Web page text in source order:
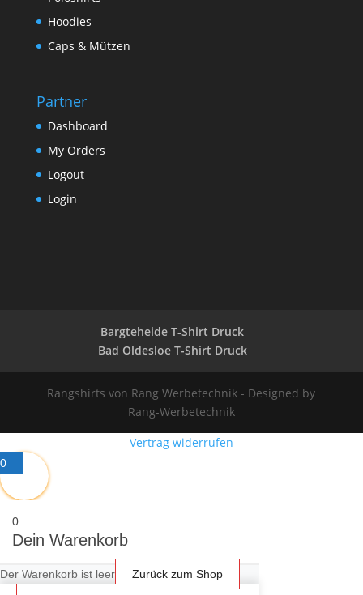
Hoodies
Caps & Mützen
Partner
Dashboard
My Orders
Logout
Login
Bargteheide T-Shirt Druck
Bad Oldesloe T-Shirt Druck
Rangshirts von Rang Werbetechnik - Designed by
Rang-Werbetechnik
Vertrag widerrufen
0
0
Dein Warenkorb
Der Warenkorb ist leer Zurück zum Shop